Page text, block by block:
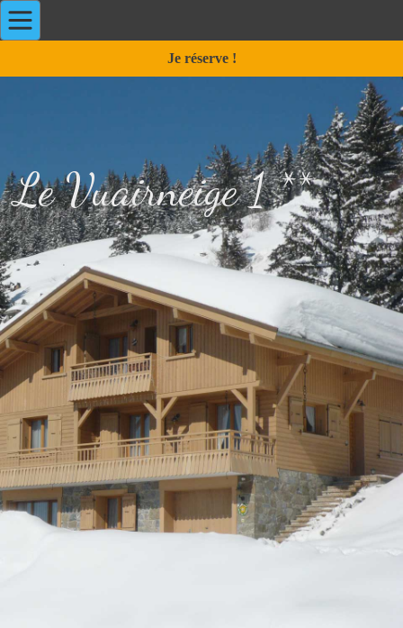
Je réserve !
Le Vuairneige 1 **